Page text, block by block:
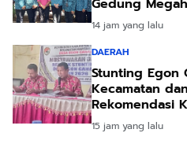
Gedung Megah
14 jam yang lalu
DAERAH
Stunting Egon
Kecamatan
Rekomendasi
15 jam yang lalu